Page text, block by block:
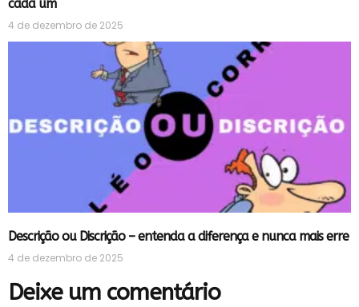
cada um
4 de dezembro de 2025
Descrição ou Discrição – entenda a diferença e nunca mais erre
4 de dezembro de 2025
Deixe um comentário